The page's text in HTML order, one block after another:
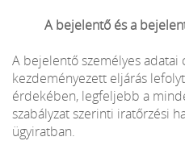
A bejelentő és a
A bejelentő személyes adatai
kezdeményezett eljárás
érdekében, legfeljebb a
szabályzat szerinti iratőrzési
ügyiratban.